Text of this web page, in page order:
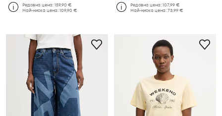
Редовна цена:159,90 €
Най-ниска цена:109,90 €
Редовна цена:107,99 €
Най-ниска цена:73,99 €